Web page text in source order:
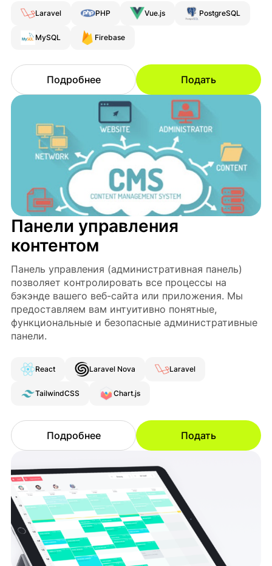
Laravel PHP Vue.js PostgreSQL
MySQL Firebase
Подать
Подробнее
Панели управления
контентом
Панель управления (административная панель)
позволяет контролировать все процессы на
бэкэнде вашего веб-сайта или приложения. Мы
предоставляем вам интуитивно понятные,
функциональные и безопасные административные
панели.
React Laravel Nova Laravel
TailwindCSS Chart.js
Подать
Подробнее